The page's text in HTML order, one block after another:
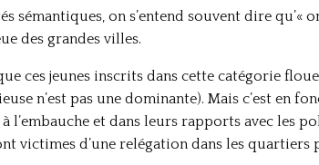
sémantiques, on s’entend souvent dire qu’«
des grandes villes.
ces jeunes inscrits dans cette catégorie
n’est pas une dominante). Mais c’est en
l’embauche et dans leurs rapports avec les
victimes d’une relégation dans les quartiers